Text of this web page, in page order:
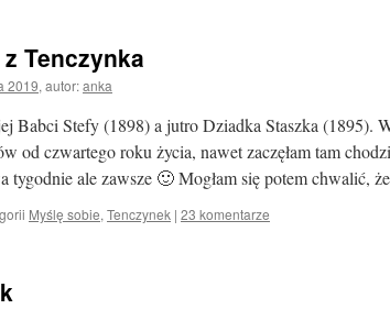
Tenczynka
2019, autor:anka
Babci Stefy (1898) a jutro Dziadka Staszka (1895).
od czwartego roku życia, nawet zaczęłam tam
tygodnie ale zawsze 🙂 Mogłam się potem chwalić,
Myślę sobie, Tenczynek | 23 komentarze